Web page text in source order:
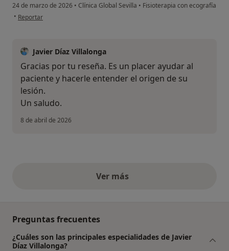
24 de marzo de 2026 • Clínica Global Sevilla • Fisioterapia con ecografía
• en opinión del usuario R.M
Reportar
Javier Díaz Villalonga
Gracias por tu reseña. Es un placer ayudar al
paciente y hacerle entender el origen de su
lesión.
Un saludo.
8 de abril de 2026
Ver másopiniones anteriores
Preguntas frecuentes
¿Cuáles son las principales especialidades de Javier
Díaz Villalonga?